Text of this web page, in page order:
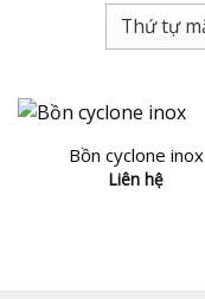
Bồn cyclone inox
Liên hệ